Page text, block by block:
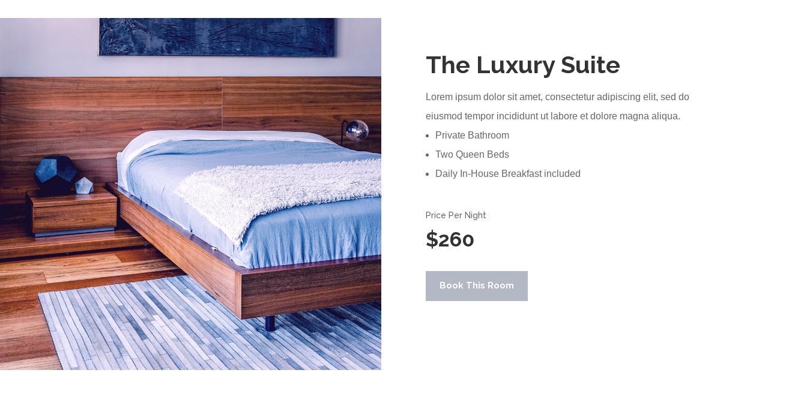
The Luxury Suite
Lorem ipsum dolor sit amet, consectetur adipiscing elit, sed do
eiusmod tempor incididunt ut labore et dolore magna aliqua.
Private Bathroom
Two Queen Beds
Daily In-House Breakfast included
Price Per Night
$260
Book This Room